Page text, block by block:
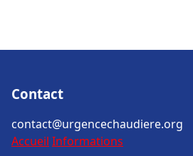
Contact
contact@urgencechaudiere.org
Accueil Informations